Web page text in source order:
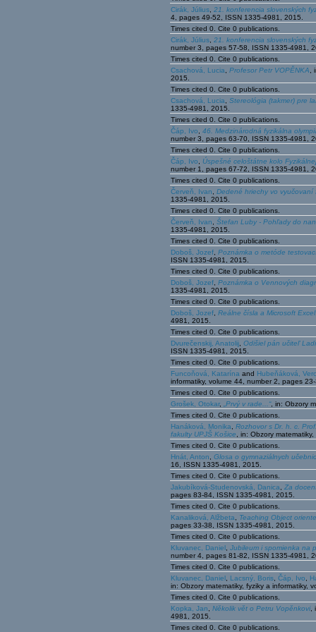
Cirák, Július 21. konferencia slovenských
4, pages 49-52, ISSN 1335-4981, 2015.
Times cited 0. Cite 0 publications.
Cirák, Július 21. konferencia slovenských
number 3, pages 57-58, ISSN 1335-4981,
Times cited 0. Cite 0 publications.
Csachová, Lucia
Profesor Petr VOPĚNKA
2015.
Times cited 0. Cite 0 publications.
Csachová, Lucia
Stereológia (takmer) pre
1335-4981, 2015.
Times cited 0. Cite 0 publications.
Čáp, Ivo
46. Medzinárodná fyzikálna
number 3, pages 63-70, ISSN 1335-4981,
Times cited 0. Cite 0 publications.
Čáp, Ivo
Úspešné celoštátne kolo
number 1, pages 67-72, ISSN 1335-4981,
Times cited 0. Cite 0 publications.
Červeň, Ivan
Dedené hriechy vo vyučovaní
1335-4981, 2015.
Times cited 0. Cite 0 publications.
Červeň, Ivan
Štefan Luby - Pohľady do
1335-4981, 2015.
Times cited 0. Cite 0 publications.
Doboš, Jozef Poznámka o metóde
ISSN 1335-4981, 2015.
Times cited 0. Cite 0 publications.
Doboš, Jozef Poznámka o Vennových
1335-4981, 2015.
Times cited 0. Cite 0 publications.
Doboš, Jozef Reálne čísla a Microsoft Excel
4981, 2015.
Times cited 0. Cite 0 publications.
Dvurečenskij, Anatolij Odišiel pán učiteľ
ISSN 1335-4981, 2015.
Times cited 0. Cite 0 publications.
Funcoňová, Katarína and Hubeňáková,
informatiky, volume 44, number 2, pages
Times cited 0. Cite 0 publications.
Grošek, Otokar, „Prvý v rade...“, in: Obzory
Times cited 0. Cite 0 publications.
Hanáková, Monika
Rozhovor s Dr. h. c.
fakulty UPJŠ Košice , in: Obzory
Times cited 0. Cite 0 publications.
Hnát, Anton
Glosa o gymnaziálnych
16, ISSN 1335-4981, 2015.
Times cited 0. Cite 0 publications.
Jakubí­ková-Studenovská, Danica
Za
pages 83-84, ISSN 1335-4981, 2015.
Times cited 0. Cite 0 publications.
Kanaliková, Alžbeta
Teaching Object
pages 33-38, ISSN 1335-4981, 2015.
Times cited 0. Cite 0 publications.
Kluvanec, Daniel Jubileum i spomienka na
number 4, pages 81-82, ISSN 1335-4981,
Times cited 0. Cite 0 publications.
Kluvanec, Daniel
Lacsný, Boris Čáp, Ivo
in: Obzory matematiky, fyziky a informatiky,
Times cited 0. Cite 0 publications.
Kopka, Jan
Několik vět o Petru Vopěnkovi,
4981, 2015.
Times cited 0. Cite 0 publications.